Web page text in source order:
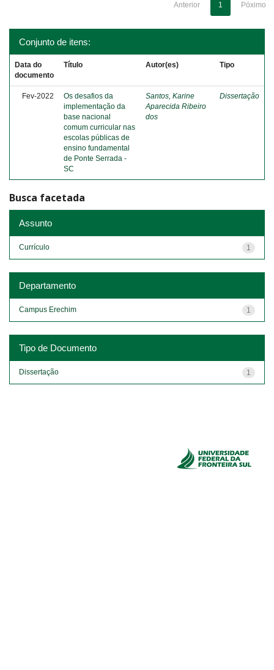
Anterior 1 Póximo
Conjunto de itens:
Data do
documento
Título Autor(es) Tipo
Fev-2022
Os desafios da
implementação da
base nacional
comum curricular nas
escolas públicas de
ensino fundamental
de Ponte Serrada -
SC
Santos, Karine
Aparecida Ribeiro
dos
Dissertação
Busca facetada
Assunto
1
Currículo
Departamento
1
Campus Erechim
Tipo de Documento
1
Dissertação